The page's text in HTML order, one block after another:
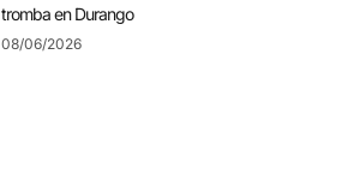
tromba en Durango
08/06/2026